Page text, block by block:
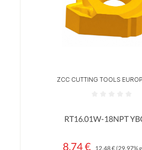
ZCC CUTTING TOOLS
RT16.01W-18NPT
Verkaufspreis:
8,74 € 12,48 €(29.97%